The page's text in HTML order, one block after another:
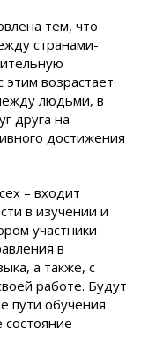
тем, что
странами-
возрастает
людьми, в
друга на
достижения
– входит
в изучении и
участники
в
а также, с
работе. Будут
пути обучения
состояние